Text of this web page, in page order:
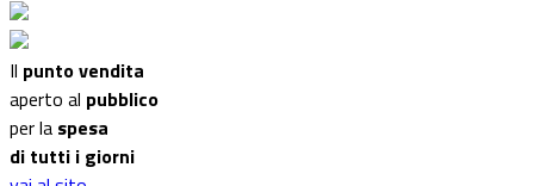
Il punto vendita
aperto al pubblico
per la spesa
di tutti i giorni